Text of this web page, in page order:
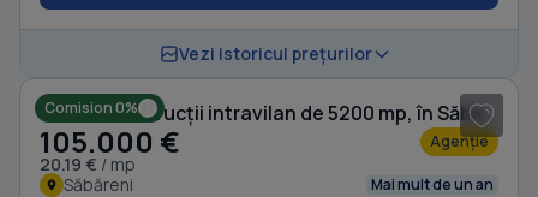
Vezi istoricul prețurilor
Comision 0% Teren Construcții intravilan de 5200 mp, în Săbăreni
105.000 €
20.19 € / mp
Agenție
Săbăreni Mai mult de un an